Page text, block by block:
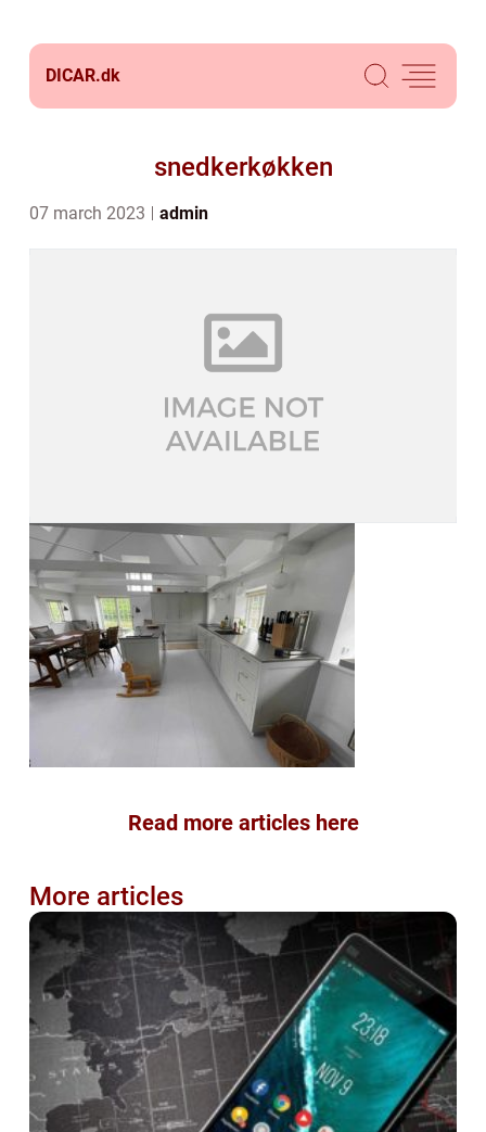
DICAR.dk
snedkerkøkken
07 march 2023 admin
Read more articles here
More articles